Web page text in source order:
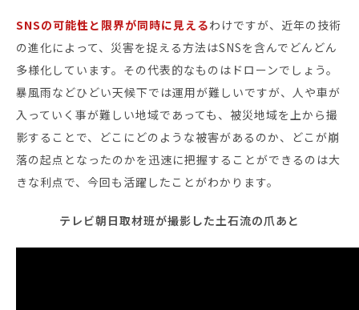
SNSの可能性と限界が同時に見えるわけですが、近年の技術
の進化によって、災害を捉える方法はSNSを含んでどんどん
多様化しています。その代表的なものはドローンでしょう。
暴風雨などひどい天候下では運用が難しいですが、人や車が
入っていく事が難しい地域であっても、被災地域を上から撮
影することで、どこにどのような被害があるのか、どこが崩
落の起点となったのかを迅速に把握することができるのは大
きな利点で、今回も活躍したことがわかります。
テレビ朝日取材班が撮影した土石流の爪あと